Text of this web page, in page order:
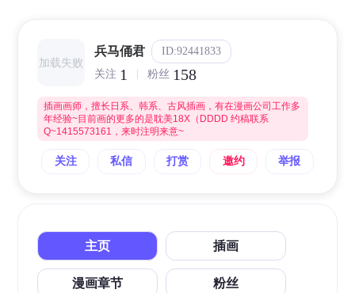
加载失败
兵马俑君
ID:92441833
关注 1 粉丝 158
插画画师，擅长日系、韩系、古风插画，有在漫画公司工作多
年经验~目前画的更多的是耽美18X（DDDD 约稿联系
Q~1415573161，来时注明来意~
关注 私信 打赏 邀约 举报
主页 插画
漫画章节 粉丝